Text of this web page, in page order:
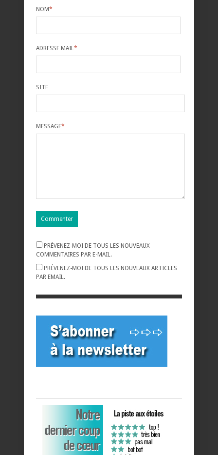
NOM*
ADRESSE MAIL *
SITE
MESSAGE*
PRÉVENEZ-MOI DE TOUS LES NOUVEAUX
COMMENTAIRES PAR E-MAIL.
PRÉVENEZ-MOI DE TOUS LES NOUVEAUX ARTICLES
PAR EMAIL.